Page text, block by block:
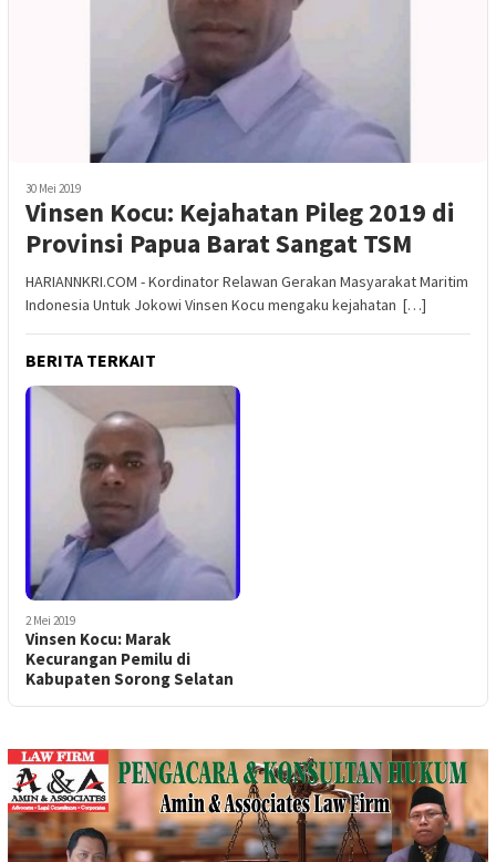
30 Mei 2019
Vinsen Kocu: Kejahatan Pileg 2019 di
Provinsi Papua Barat Sangat TSM
HARIANNKRI.COM - Kordinator Relawan Gerakan Masyarakat Maritim
Indonesia Untuk Jokowi Vinsen Kocu mengaku kejahatan […]
BERITA TERKAIT
2 Mei 2019
Vinsen Kocu: Marak
Kecurangan Pemilu di
Kabupaten Sorong Selatan